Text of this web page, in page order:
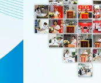
淘
大
美
小
补